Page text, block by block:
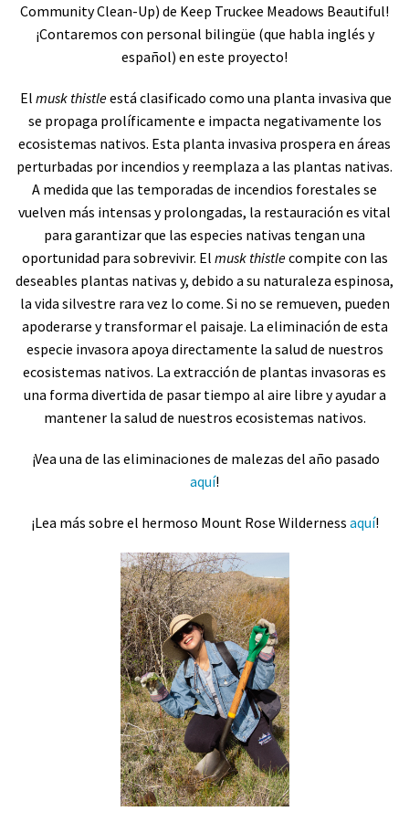
Community Clean-Up) de Keep Truckee Meadows Beautiful!
¡Contaremos con personal bilingüe (que habla inglés y
español) en este proyecto!
El musk thistleestá clasificado como una planta invasiva que
se propaga prolíficamente e impacta negativamente los
ecosistemas nativos. Esta planta invasiva prospera en áreas
perturbadas por incendios y reemplaza a las plantas nativas.
A medida que las temporadas de incendios forestales se
vuelven más intensas y prolongadas, la restauración es vital
para garantizar que las especies nativas tengan una
oportunidad para sobrevivir. El musk thistlecompite con las
deseables plantas nativas y, debido a su naturaleza espinosa,
la vida silvestre rara vez lo come. Si no se remueven, pueden
apoderarse y transformar el paisaje. La eliminación de esta
especie invasora apoya directamente la salud de nuestros
ecosistemas nativos. La extracción de plantas invasoras es
una forma divertida de pasar tiempo al aire libre y ayudar a
mantener la salud de nuestros ecosistemas nativos.
¡Vea una de las eliminaciones de malezas del año pasado
aquí!
¡Lea más sobre el hermoso Mount Rose Wilderness aquí!